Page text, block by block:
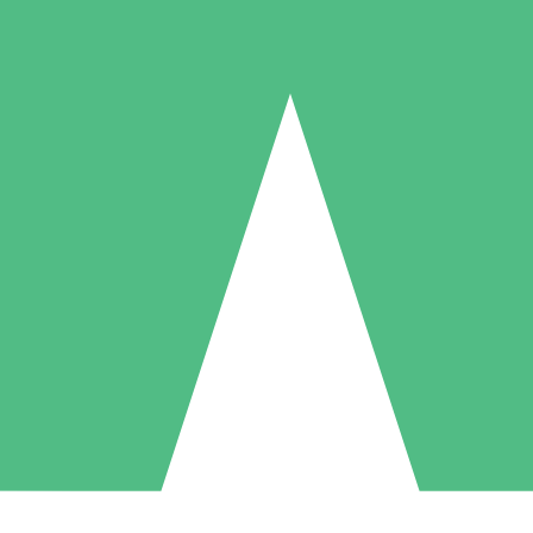
Individuelle Credit-Pakete
nach Bedarf mit Download-Credits. Keine monatliche Verpflichtung